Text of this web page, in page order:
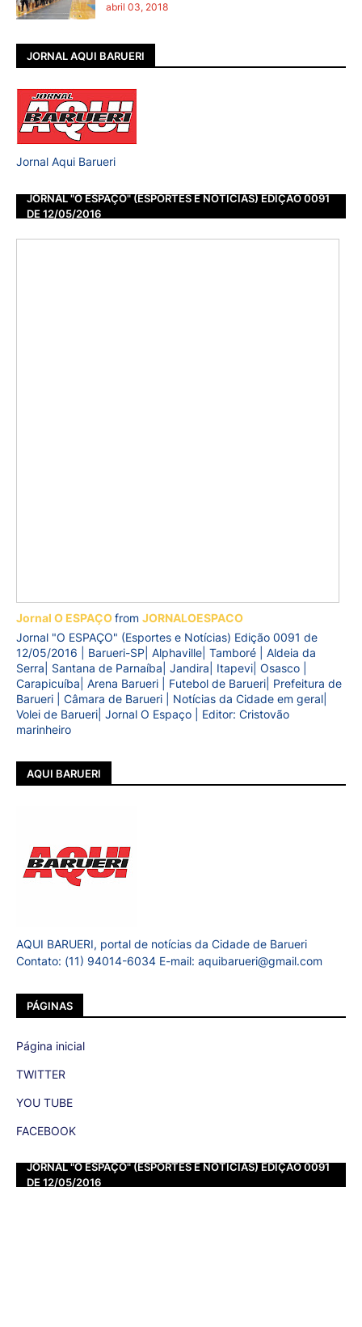
abril 03, 2018
JORNAL AQUI BARUERI
Jornal Aqui Barueri
JORNAL "O ESPAÇO" (ESPORTES E NOTÍCIAS) EDIÇÃO 0091
DE 12/05/2016
Jornal O ESPAÇOfrom JORNALOESPACO
Jornal "O ESPAÇO" (Esportes e Notícias) Edição 0091 de
12/05/2016 | Barueri-SP| Alphaville| Tamboré | Aldeia da
Serra| Santana de Parnaíba| Jandira| Itapevi| Osasco |
Carapicuíba| Arena Barueri | Futebol de Barueri| Prefeitura de
Barueri | Câmara de Barueri | Notícias da Cidade em geral|
Volei de Barueri| Jornal O Espaço | Editor: Cristovão
marinheiro
AQUI BARUERI
AQUI BARUERI, portal de notícias da Cidade de Barueri
Contato: (11) 94014-6034 E-mail: aquibarueri@gmail.com
PÁGINAS
Página inicial
TWITTER
YOU TUBE
FACEBOOK
JORNAL "O ESPAÇO" (ESPORTES E NOTÍCIAS) EDIÇÃO 0091
DE 12/05/2016